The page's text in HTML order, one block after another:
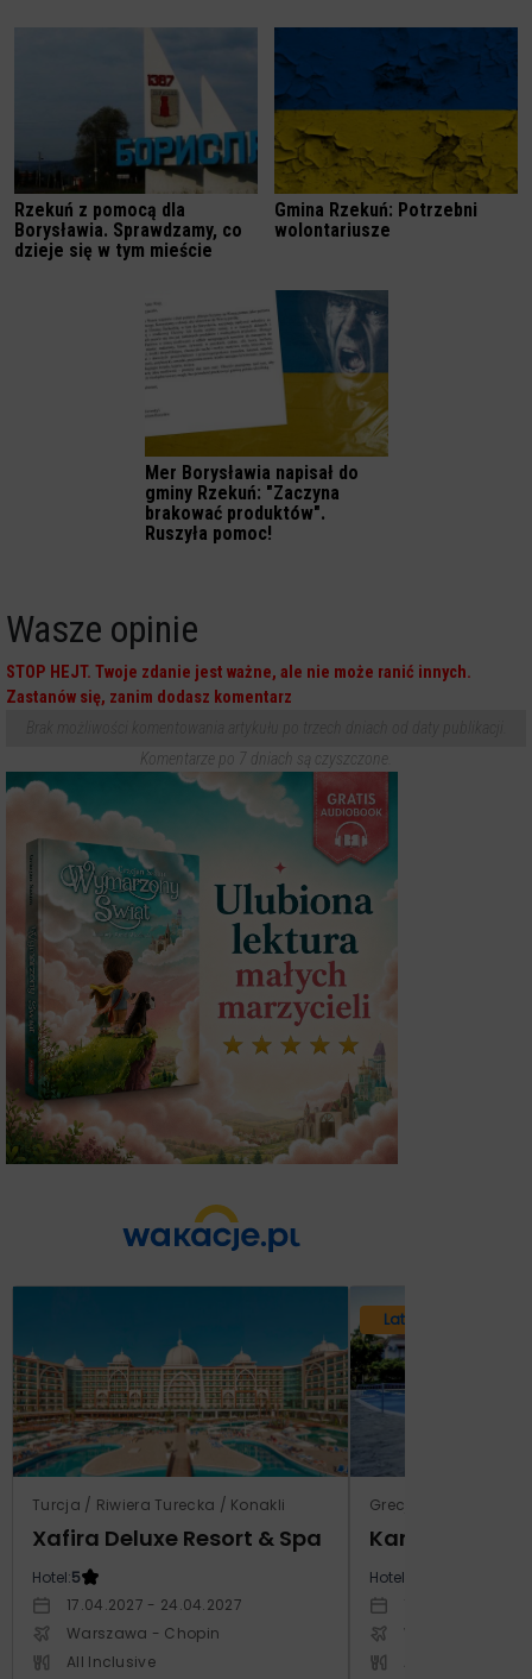
Rzekuń z pomocą dla
Borysławia. Sprawdzamy, co
dzieje się w tym mieście
Gmina Rzekuń: Potrzebni
wolontariusze
Mer Borysławia napisał do
gminy Rzekuń: "Zaczyna
brakować produktów".
Ruszyła pomoc!
Wasze opinie
STOP HEJT. Twoje zdanie jest ważne, ale nie może ranić innych.
Zastanów się, zanim dodasz komentarz
Komentarze po 7 dniach są czyszczone.
Turcja / Riwiera Turecka / Konakli
Xafira Deluxe Resort & Spa
Hotel:5
17.04.2027 - 24.04.2027
Warszawa - Chopin
All Inclusive
Lato 2026
Grecja / Samos /
Kampos
Hotel:
Warszawa -